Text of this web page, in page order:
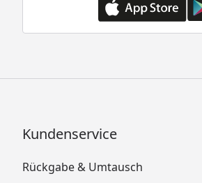
Kundenservice
Rückgabe & Umtausch